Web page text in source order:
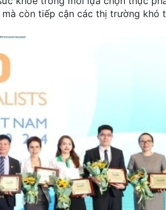
còn tiếp cận các thị trường khó